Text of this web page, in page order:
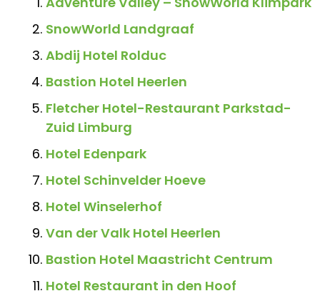
SnowWorld Landgraaf
Abdij Hotel Rolduc
Bastion Hotel Heerlen
Fletcher Hotel-Restaurant Parkstad-
Zuid Limburg
Hotel Edenpark
Hotel Schinvelder Hoeve
Hotel Winselerhof
Van der Valk Hotel Heerlen
Bastion Hotel Maastricht Centrum
Hotel Restaurant in den Hoof